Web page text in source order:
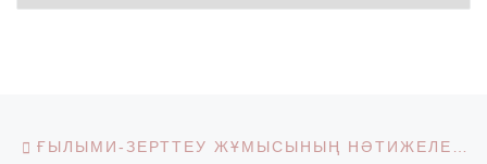
Post navigation